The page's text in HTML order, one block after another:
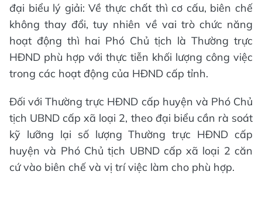
đại biểu lý giải: Về thực chất thì cơ cấu, biên chế
không thay đổi, tuy nhiên về vai trò chức năng
hoạt động thì hai Phó Chủ tịch là Thường trực
HĐND phù hợp với thực tiễn khối lượng công việc
trong các hoạt động của HĐND cấp tỉnh.
Đối với Thường trực HĐND cấp huyện và Phó Chủ
tịch UBND cấp xã loại 2, theo đại biểu cần rà soát
kỹ lưỡng lại số lượng Thường trực HĐND cấp
huyện và Phó Chủ tịch UBND cấp xã loại 2 căn
cứ vào biên chế và vị trí việc làm cho phù hợp.